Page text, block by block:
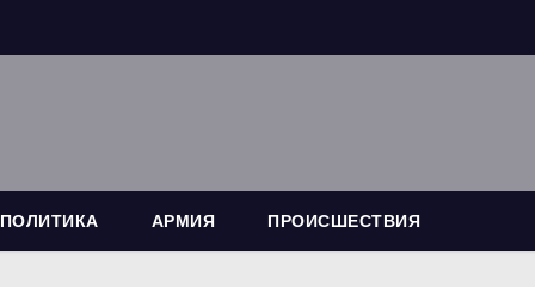
ПОЛИТИКА АРМИЯ ПРОИСШЕСТВИЯ